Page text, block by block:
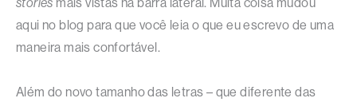
stories mais vistas na barra lateral. Muita coisa mudou
aqui no blog para que você leia o que eu escrevo de uma
maneira mais confortável.
Além do novo tamanho das letras – que diferente das